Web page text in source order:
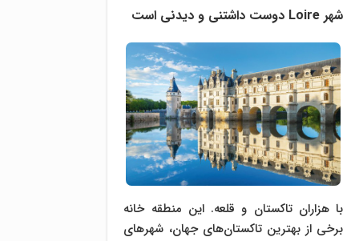
شهر Loire دوست داشتنی و دیدنی است
با هزاران تاکستان و قلعه. این منطقه خانه
برخی از بهترین تاکستان‌های جهان، شهرهای